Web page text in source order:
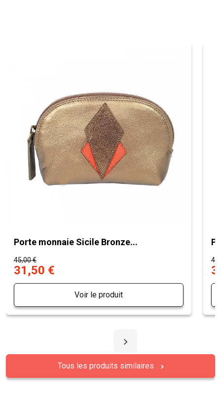
Porte monnaie Sicile Bronze...
45,00 €
31,50 €
Voir le produit
Tous les produits similaires